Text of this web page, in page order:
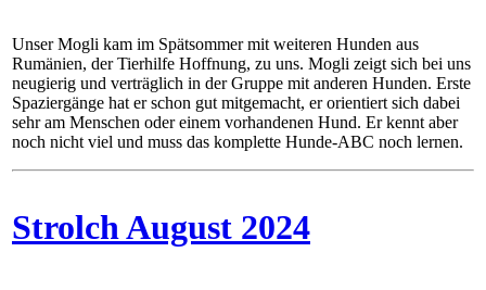
Unser Mogli kam im Spätsommer mit weiteren Hunden aus
Rumänien, der Tierhilfe Hoffnung, zu uns. Mogli zeigt sich bei uns
neugierig und verträglich in der Gruppe mit anderen Hunden. Erste
Spaziergänge hat er schon gut mitgemacht, er orientiert sich dabei
sehr am Menschen oder einem vorhandenen Hund. Er kennt aber
noch nicht viel und muss das komplette Hunde-ABC noch lernen.
Strolch August 2024